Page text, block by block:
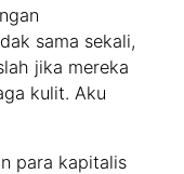
sama sekali,
jika mereka
kulit. Aku
para kapitalis